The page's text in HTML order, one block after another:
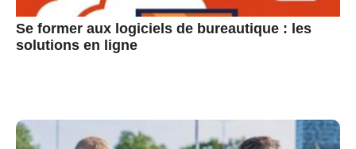
Se former aux logiciels de bureautique : les
solutions en ligne